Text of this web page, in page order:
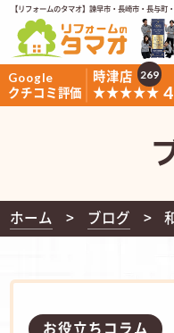
【リフォームのタマオ】諫早市・長崎市・長与町
Google
クチコミ評価
時津店
★★★★★
269
ホーム ブログ
お役立ちコラム